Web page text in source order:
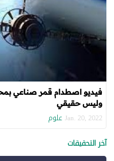
فيديو اصطدام قمر صناعي
وليس حقيقي
Jan. 20, 2022 علوم
آخر التحقيقات